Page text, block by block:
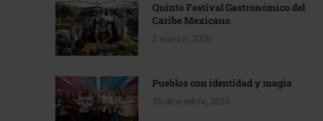
Quinto Festival Gastronómico del
Caribe Mexicano
2 marzo, 2026
Pueblos con identidad y magia
10 diciembre, 2025